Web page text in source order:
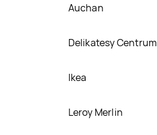
Auchan
Delikatesy Centrum
Ikea
Leroy Merlin